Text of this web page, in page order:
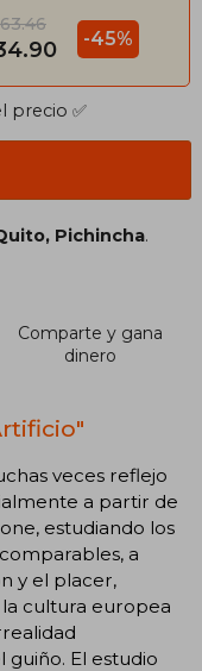
-45%
precio ✅
Pichincha.
Comparte y gana
dinero
veces reflejo
a partir de
estudiando los
a
y el placer,
cultura europea
guiño. El estudio